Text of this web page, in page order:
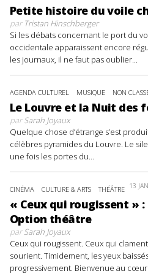
Petite histoire du voile
parTristan Hinschberger
Si les débats concernant le port du
occidentale apparaissent encore
les journaux, il ne faut pas oublier...
AGENDA CULTUREL MUSIQUE NON
Le Louvre et la Nuit des
parSarah Joyaux
Quelque chose d’étrange s’est
célèbres pyramides du Louvre. Le
une fois les portes du...
CINÉMA CULTURE & ARTS THÉÂTRE 13
« Ceux qui rougissent »
Option théâtre
parSarah Joyaux
Ceux qui rougissent. Ceux qui
sourient. Timidement, les yeux
progressivement. Bienvenue au cœur